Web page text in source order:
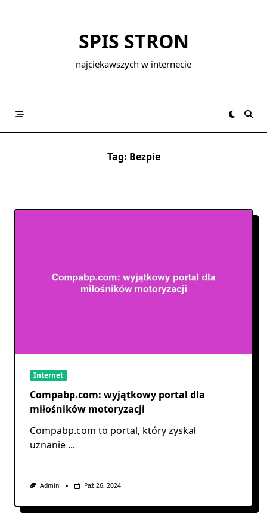
SPIS STRON
najciekawszych w internecie
Tag: Bezpie
Internet
Compabp.com: wyjątkowy portal dla
miłośników motoryzacji
Compabp.com to portal, który zyskał
uznanie ...
Admin Paź 26, 2024